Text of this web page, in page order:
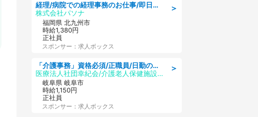
＞
経理/病院での経理事務のお仕事/即日勤務可/車通勤可/経理/一般事務
株式会社パソナ
福岡県 北九州市
時給1,380円
正社員
スポンサー：求人ボックス
＞
「介護事務」資格必須/正職員/日勤のみ/介護老人保健施設
医療法人社団幸紀会/介護老人保健施設 グリーンビラ安江
岐阜県 岐阜市
時給1,150円
正社員
スポンサー：求人ボックス